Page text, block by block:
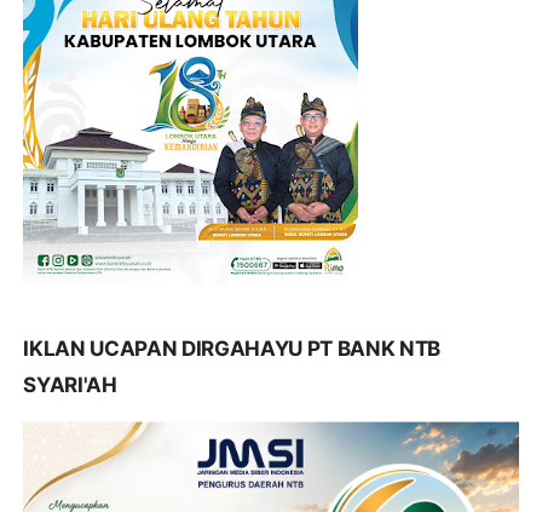
IKLAN UCAPAN DIRGAHAYU PT BANK NTB
SYARI'AH